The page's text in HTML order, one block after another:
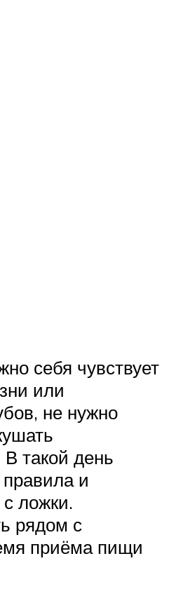
себя чувствует
или
не нужно
такой день
и
ложки.
рядом с
приёма пищи